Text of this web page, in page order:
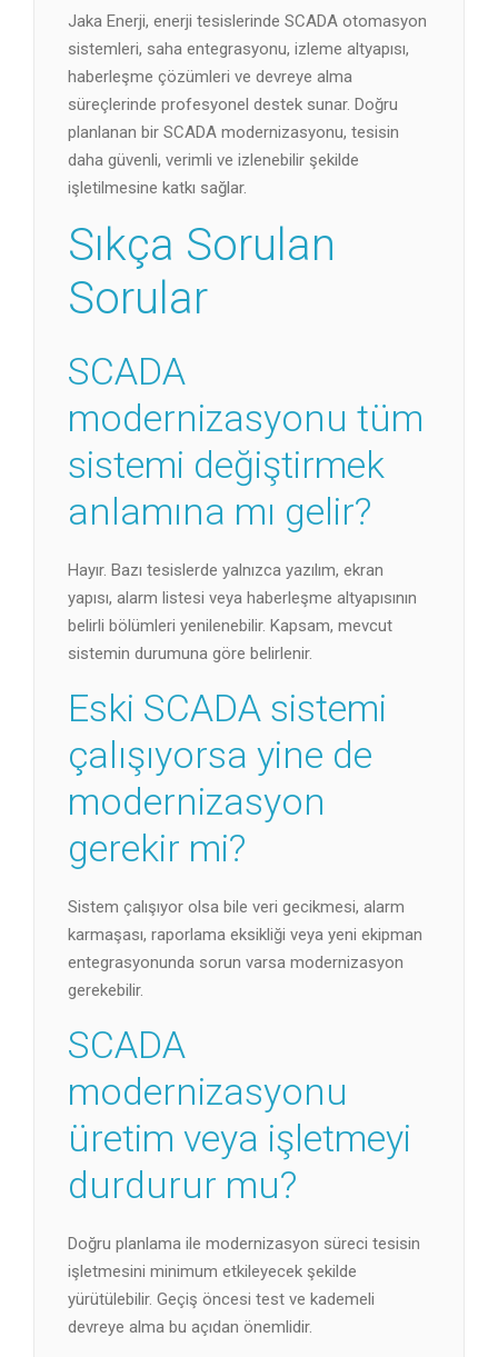
Jaka Enerji, enerji tesislerinde SCADA otomasyon
sistemleri, saha entegrasyonu, izleme altyapısı,
haberleşme çözümleri ve devreye alma
süreçlerinde profesyonel destek sunar. Doğru
planlanan bir SCADA modernizasyonu, tesisin
daha güvenli, verimli ve izlenebilir şekilde
işletilmesine katkı sağlar.
Sıkça Sorulan
Sorular
SCADA
modernizasyonu tüm
sistemi değiştirmek
anlamına mı gelir?
Hayır. Bazı tesislerde yalnızca yazılım, ekran
yapısı, alarm listesi veya haberleşme altyapısının
belirli bölümleri yenilenebilir. Kapsam, mevcut
sistemin durumuna göre belirlenir.
Eski SCADA sistemi
çalışıyorsa yine de
modernizasyon
gerekir mi?
Sistem çalışıyor olsa bile veri gecikmesi, alarm
karmaşası, raporlama eksikliği veya yeni ekipman
entegrasyonunda sorun varsa modernizasyon
gerekebilir.
SCADA
modernizasyonu
üretim veya işletmeyi
durdurur mu?
Doğru planlama ile modernizasyon süreci tesisin
işletmesini minimum etkileyecek şekilde
yürütülebilir. Geçiş öncesi test ve kademeli
devreye alma bu açıdan önemlidir.